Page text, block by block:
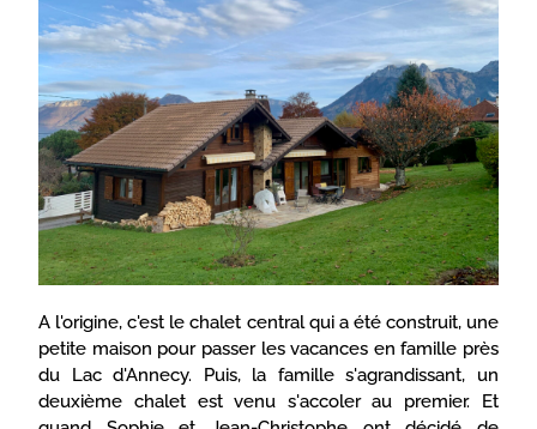
A l'origine, c'est le chalet central qui a été construit, une
petite maison pour passer les vacances en famille près
du Lac d'Annecy. Puis, la famille s'agrandissant, un
deuxième chalet est venu s'accoler au premier. Et